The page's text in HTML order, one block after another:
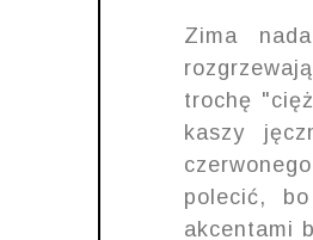
Zima
trochę
kaszy
polecić,
akcentami